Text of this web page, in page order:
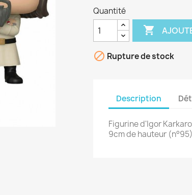
Quantité

 Rupture de stock
Description
Figurine d'Igor
9cm de hauteur